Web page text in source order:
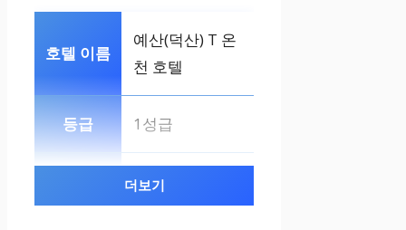
예산(덕산) T 온
천 호텔
1성급
객실 쾌적, 주차,
100% 온천수
더보기